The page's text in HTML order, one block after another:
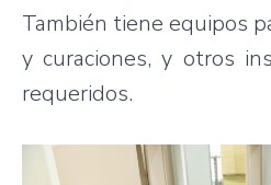
También tiene equipos
y curaciones, y otros
requeridos.